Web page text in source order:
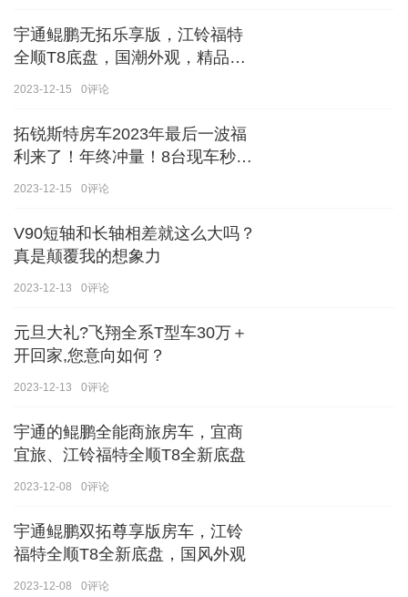
宇通鲲鹏无拓乐享版，江铃福特
全顺T8底盘，国潮外观，精品内
2023-12-15 0评论
拓锐斯特房车2023年最后一波福
利来了！年终冲量！8台现车秒杀
价！！手慢无！！！
2023-12-15 0评论
V90短轴和长轴相差就这么大吗？
真是颠覆我的想象力
2023-12-13 0评论
元旦大礼?飞翔全系T型车30万＋
开回家,您意向如何？
2023-12-13 0评论
宇通的鲲鹏全能商旅房车，宜商
宜旅、江铃福特全顺T8全新底盘
2023-12-08 0评论
宇通鲲鹏双拓尊享版房车，江铃
福特全顺T8全新底盘，国风外观
2023-12-08 0评论